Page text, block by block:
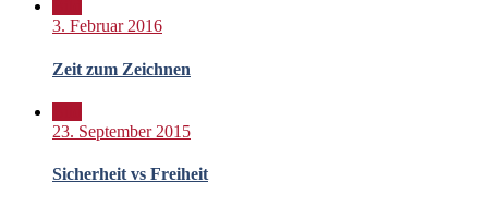
3. Februar 2016
Zeit zum Zeichnen
23. September 2015
Sicherheit vs Freiheit